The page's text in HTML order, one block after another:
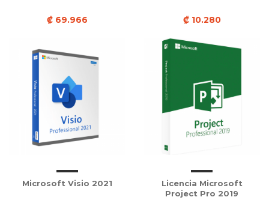
₡ 69.966 ₡ 10.280
Microsoft Visio 2021
Licencia Microsoft
Project Pro 2019